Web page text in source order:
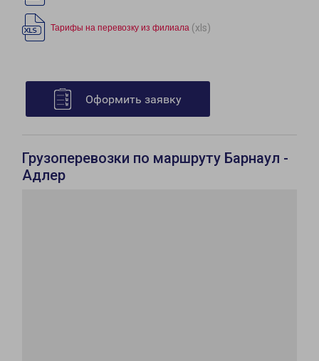
Тарифы на перевозку из филиала (xls)
Оформить заявку
Грузоперевозки по маршруту Барнаул -
Адлер